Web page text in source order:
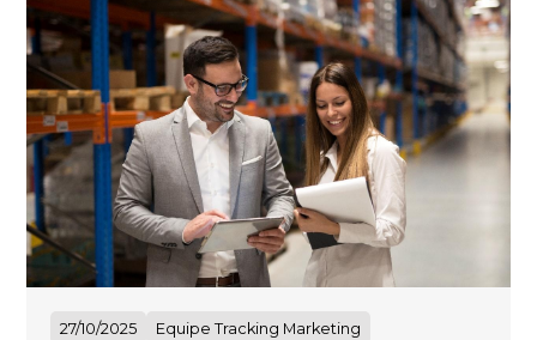
27/10/2025 Equipe Tracking Marketing